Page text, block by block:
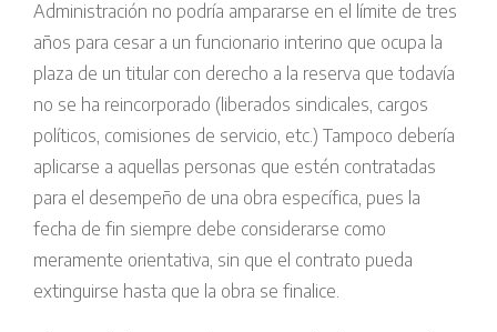
Administración no podría ampararse en el límite de tres
años para cesar a un funcionario interino que ocupa la
plaza de un titular con derecho a la reserva que todavía
no se ha reincorporado (liberados sindicales, cargos
políticos, comisiones de servicio, etc.) Tampoco debería
aplicarse a aquellas personas que estén contratadas
para el desempeño de una obra específica, pues la
fecha de fin siempre debe considerarse como
meramente orientativa, sin que el contrato pueda
extinguirse hasta que la obra se finalice.